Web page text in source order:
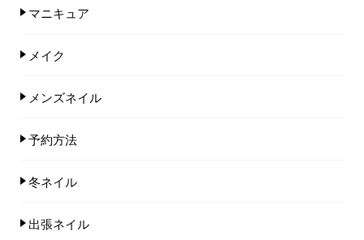
マニキュア
メイク
メンズネイル
予約方法
冬ネイル
出張ネイル